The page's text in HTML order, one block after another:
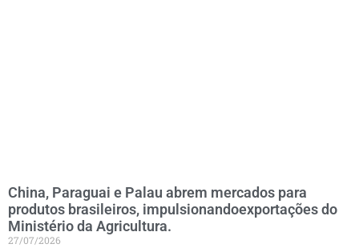
China, Paraguai e Palau abrem mercados para
produtos brasileiros, impulsionandoexportações do
Ministério da Agricultura.
27/07/2026